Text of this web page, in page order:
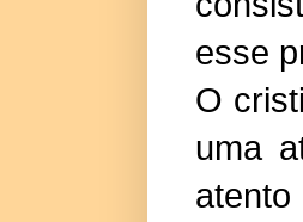
esse
O
uma
atento